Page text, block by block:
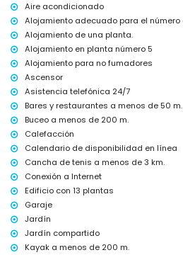
internet (fibra óptica)
plancha y tabla de planchar
ropa de cama y toallas
servicio de emergencia 24 horas
Servicios e instalaciones con cargo
calefacción central
cama/cuna para niños (bajo demanda)
Deportes
kayak, buceo, snorkel y windsurf (a
tenis y senderismo (a menos de 5
Aire acondicionado
Alojamiento adecuado para el
Alojamiento de una planta.
Alojamiento en planta número 5
Alojamiento para no fumadores
Ascensor
Asistencia telefónica 24/7
Bares y restaurantes a menos de 50 m.
Buceo a menos de 200 m.
Calefacción
Calendario de disponibilidad en línea
Cancha de tenis a menos de 3 km.
Conexión a Internet
Edificio con 13 plantas
Garaje
Jardín
Jardín compartido
Kayak a menos de 200 m.